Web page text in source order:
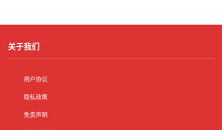
关于我们
用户协议
隐私政策
免责声明